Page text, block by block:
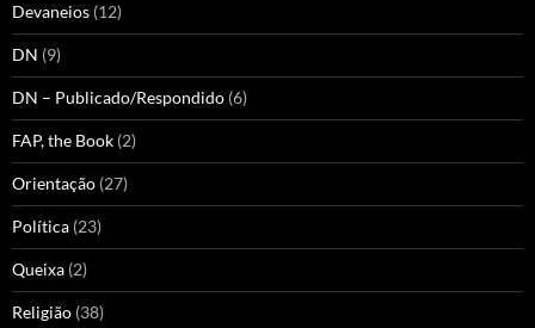
Devaneios (12)
DN (9)
DN – Publicado/Respondido (6)
FAP, the Book (2)
Orientação (27)
Política (23)
Queixa (2)
Religião (38)